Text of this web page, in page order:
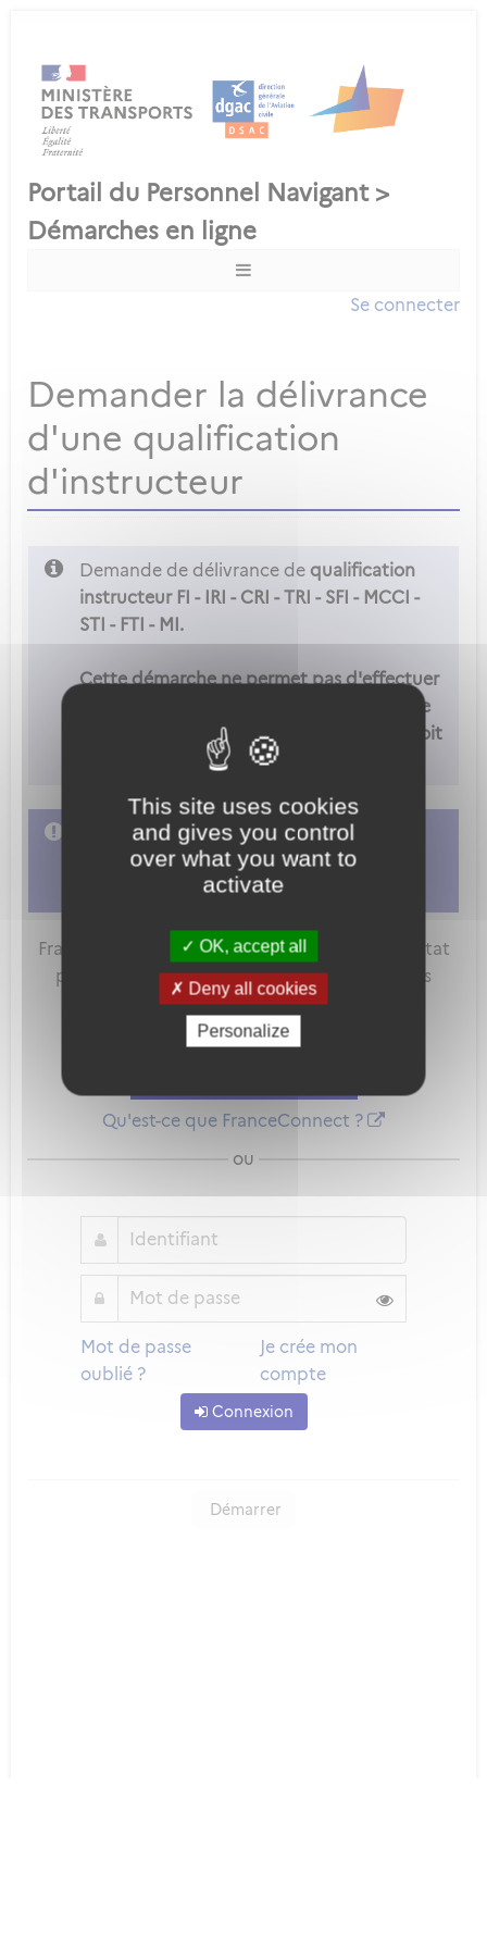
This site uses cookies
and gives you control
over what you want to
activate
OK, accept all
Deny all cookies
Personalize
Se connecter
Demander la délivrance
d'une qualification
d'instructeur
Demande de délivrance de qualification
instructeur FI - IRI - CRI - TRI - SFI - MCCI -
STI - FTI - MI.
Cette démarche ne permet pas d'effectuer
une d'instructeur FCL.900(c). Pour ce type
de demande, l'organisme de formation doit
adresser sa demande sur METEOR.
L'accès à cette démarche ne vous est pas
autorisé. Afin d'y avoir accès, vous devez
vous connecterouvous créer un compte
FranceConnect est la solution proposée par l'Etat
pour sécuriser et simplifier la connexion à vos
services en ligne.
Qu'est-ce que FranceConnect ?
ou
Mot de passe
oublié ?
Je crée mon
compte
Connexion
Démarrer